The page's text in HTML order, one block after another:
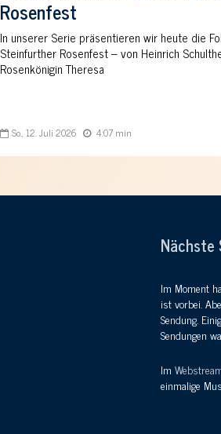
Rosenfest
In unserer Serie präsentieren wir heute die
Steinfurther Rosenfest – von Heinrich
Rosenkönigin Theresa
So., 12. Juli 2026 4:07 min
Nächste
Im Moment
ist vorbei.
Sendung.
Sendungen
Im
einmalige